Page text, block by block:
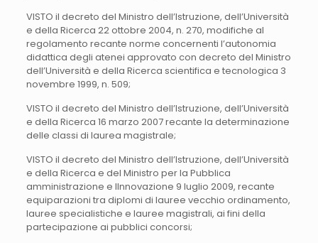
VISTO il decreto del Ministro dell’Istruzione, dell’Università
e della Ricerca 22 ottobre 2004, n. 270, modifiche al
regolamento recante norme concernenti l’autonomia
didattica degli atenei approvato con decreto del Ministro
dell’Università e della Ricerca scientifica e tecnologica 3
novembre 1999, n. 509;
VISTO il decreto del Ministro dell’Istruzione, dell’Università
e della Ricerca 16 marzo 2007 recante la determinazione
delle classi di laurea magistrale;
VISTO il decreto del Ministro dell’Istruzione, dell’Università
e della Ricerca e del Ministro per la Pubblica
amministrazione e lInnovazione 9 luglio 2009, recante
equiparazioni tra diplomi di lauree vecchio ordinamento,
lauree specialistiche e lauree magistrali, ai fini della
partecipazione ai pubblici concorsi;